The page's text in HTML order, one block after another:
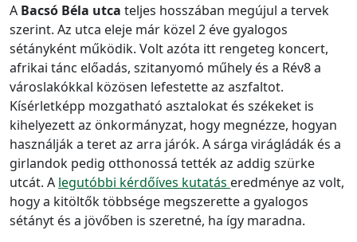
A Bacsó Béla utca teljes hosszában megújul a tervek
szerint. Az utca eleje már közel 2 éve gyalogos
sétányként működik. Volt azóta itt rengeteg koncert,
afrikai tánc előadás, szitanyomó műhely és a Rév8 a
városlakókkal közösen lefestette az aszfaltot.
Kísérletképp mozgatható asztalokat és székeket is
kihelyezett az önkormányzat, hogy megnézze, hogyan
használják a teret az arra járók. A sárga virágládák és a
girlandok pedig otthonossá tették az addig szürke
utcát. A legutóbbi kérdőíves kutatás eredménye az volt,
hogy a kitöltők többsége megszerette a gyalogos
sétányt és a jövőben is szeretné, ha így maradna.